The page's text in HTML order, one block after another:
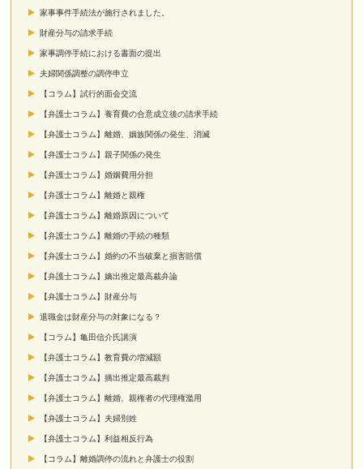
家事事件手続法が施行されました。
財産分与の請求手続
家事調停手続における書面の提出
夫婦関係調整の調停申立
【コラム】試行的面会交流
【弁護士コラム】養育費の合意成立後の請求手続
【弁護士コラム】離婚、姻族関係の発生、消滅
【弁護士コラム】親子関係の発生
【弁護士コラム】婚姻費用分担
【弁護士コラム】離婚と親権
【弁護士コラム】離婚原因について
【弁護士コラム】離婚の手続の種類
【弁護士コラム】婚約の不当破棄と損害賠償
【弁護士コラム】嫡出推定最高裁弁論
【弁護士コラム】財産分与
退職金は財産分与の対象になる？
【コラム】亀田信介氏講演
【弁護士コラム】教育費の増減額
【弁護士コラム】摘出推定最高裁判
【弁護士コラム】離婚、親権者の代理権濫用
【弁護士コラム】夫婦別姓
【弁護士コラム】利益相反行為
【コラム】離婚調停の流れと弁護士の役割